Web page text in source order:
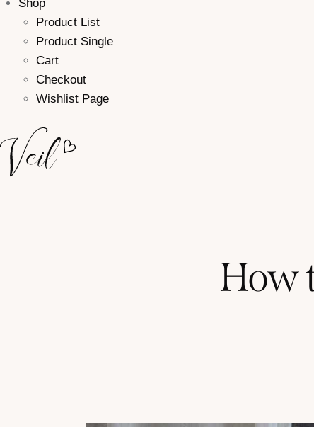
Shop
Product List
Product Single
Cart
Checkout
Wishlist Page
How